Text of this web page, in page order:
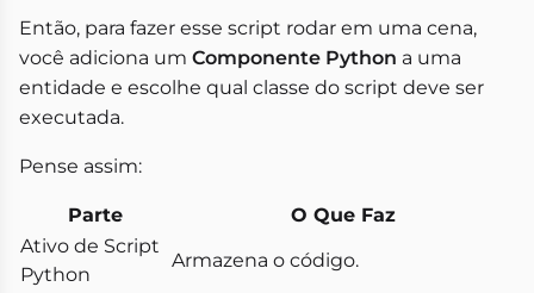
Então, para fazer esse script rodar em uma cena,
você adiciona um Componente Python a uma
entidade e escolhe qual classe do script deve ser
executada.
Pense assim:
Parte
O Que Faz
Ativo de Script
Python
Armazena o código.